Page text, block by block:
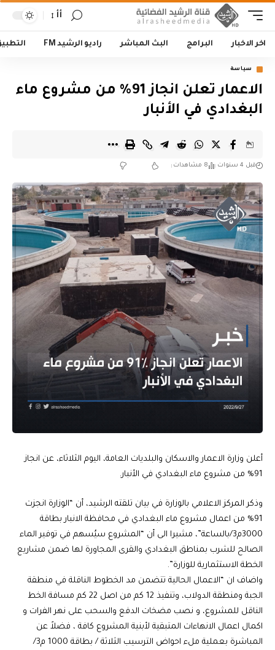
أأ
اخر الاخبار البرامج البث المباشر راديو الرشيد FM
سياسة
الاعمار تعلن انجاز 91% من مشروع ماء
البغدادي في الأنبار
قبل 4 سنوات 8 مشاهدات
أعلن وزارة الاعمار والاسكان والبلديات العامة، اليوم الثلاثاء، عن انجاز
91% من مشروع ماء البغدادي في الأنبار.
وذكر المركز الاعلامي بالوزارة في بيان تلقته الرشيد، أن “الوزارة انجزت
91% من اعمال مشروع ماء البغدادي في محافظة الانبار بطاقة
3000م3/بالساعة”، مشيرا الى أن “المشروع سيُسهم في توفير الماء
الصالح للشرب بمناطق البغدادي والقرى المجاورة لها ضمن مشاريع
الخطة الاستثمارية للوزارة”.
واضاف ان “الاعمال الحالية تتضمن مد الخطوط الناقلة في منطقة
الجبة ومنطقة الدولاب، وتنفيذ 12 كم من اصل 22 كم مسافة الخط
الناقل للمشروع، و نصب مضخات الدفع والسحب على نهر الفرات و
اكمال اعمال الانهاءات المتبقية لأبنية المشروع كافة ، فضلاً عن
المباشرة بعملية ملء احواض الترسيب الثلاثة / بطاقة 1000 م3/